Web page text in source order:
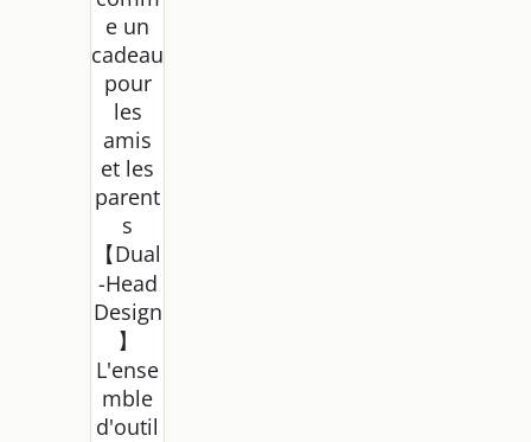
e un
cadeau
pour
les
amis
et les
parent
s
【Dual
-Head
Design
】
L'ense
mble
d'outil